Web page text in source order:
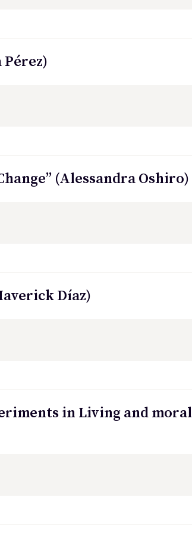
Pérez)
(Alessandra Oshiro)
Díaz)
in Living and moral